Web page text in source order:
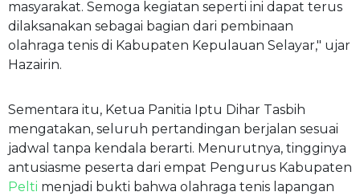
masyarakat. Semoga kegiatan seperti ini dapat terus
dilaksanakan sebagai bagian dari pembinaan
olahraga tenis di Kabupaten Kepulauan Selayar," ujar
Hazairin.
Sementara itu, Ketua Panitia Iptu Dihar Tasbih
mengatakan, seluruh pertandingan berjalan sesuai
jadwal tanpa kendala berarti. Menurutnya, tingginya
antusiasme peserta dari empat Pengurus Kabupaten
Pelti menjadi bukti bahwa olahraga tenis lapangan